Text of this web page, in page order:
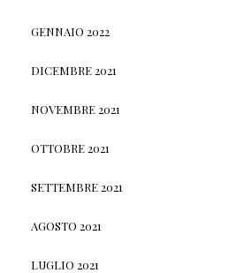
GENNAIO 2022
DICEMBRE 2021
NOVEMBRE 2021
OTTOBRE 2021
SETTEMBRE 2021
AGOSTO 2021
LUGLIO 2021